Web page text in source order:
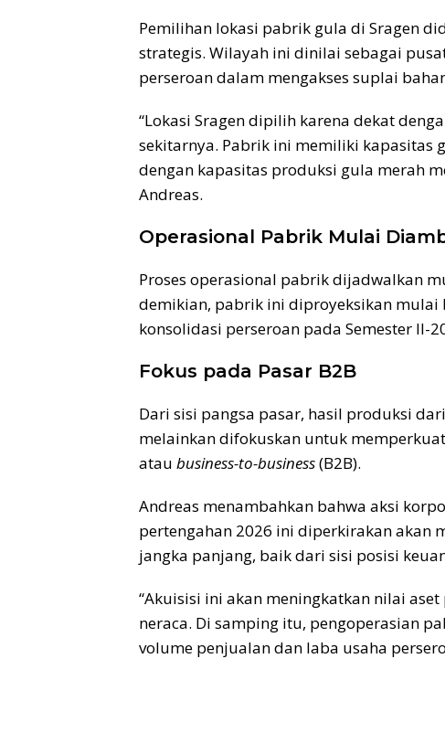
Pemilihan lokasi pabrik gula di Sragen
strategis. Wilayah ini dinilai sebagai
perseroan dalam mengakses suplai
“Lokasi Sragen dipilih karena dekat
sekitarnya. Pabrik ini memiliki kapasitas
dengan kapasitas produksi gula merah
Andreas.
Operasional Pabrik Mulai
Proses operasional pabrik dijadwalkan
demikian, pabrik ini diproyeksikan
konsolidasi perseroan pada Semester II-
Fokus pada Pasar B2B
Dari sisi pangsa pasar, hasil produksi
melainkan difokuskan untuk
atau business-to-business(B2B).
Andreas menambahkan bahwa aksi
pertengahan 2026 ini diperkirakan akan
jangka panjang, baik dari sisi posisi
“Akuisisi ini akan meningkatkan nilai
neraca. Di samping itu, pengoperasian
volume penjualan dan laba usaha